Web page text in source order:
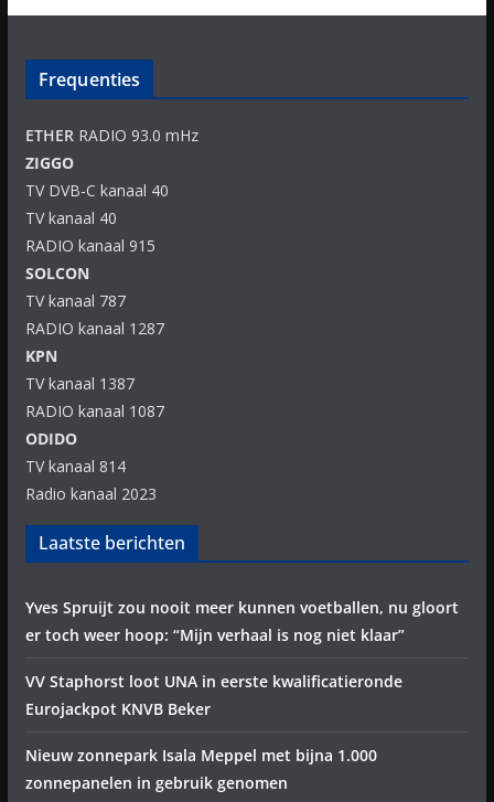
Frequenties
ETHERRADIO 93.0 mHz
ZIGGO
TV DVB-C kanaal 40
TV kanaal 40
RADIO kanaal 915
SOLCON
TV kanaal 787
RADIO kanaal 1287
KPN
TV kanaal 1387
RADIO kanaal 1087
ODIDO
TV kanaal 814
Radio kanaal 2023
Laatste berichten
Yves Spruijt zou nooit meer kunnen voetballen, nu gloort
er toch weer hoop: “Mijn verhaal is nog niet klaar”
VV Staphorst loot UNA in eerste kwalificatieronde
Eurojackpot KNVB Beker
Nieuw zonnepark Isala Meppel met bijna 1.000
zonnepanelen in gebruik genomen